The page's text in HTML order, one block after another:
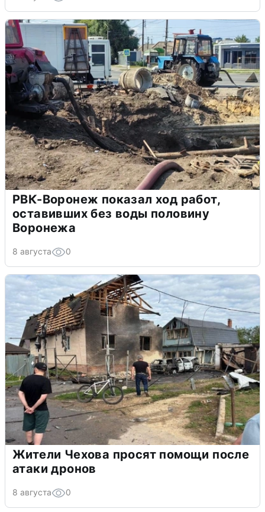
РВК-Воронеж показал ход работ,
оставивших без воды половину
Воронежа
8 августа 0
Жители Чехова просят помощи после
атаки дронов
8 августа 0